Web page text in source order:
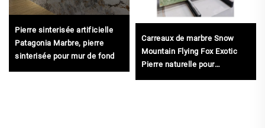
Pierre sinterisée artificielle
Patagonia Marbre, pierre
sinterisée pour mur de fond
Carreaux de marbre Snow
Mountain Flying Fox Exotic
Pierre naturelle pour